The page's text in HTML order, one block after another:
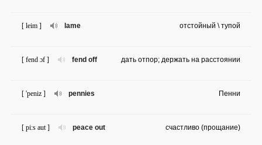
lame
[ leim ] отстойный \ тупой
fend off
[ fend ɔf ] дать отпор; держать на расстоянии
pennies
[ 'peniz ] Пенни
peace out
[ pi:s aut ] счастливо (прощание)